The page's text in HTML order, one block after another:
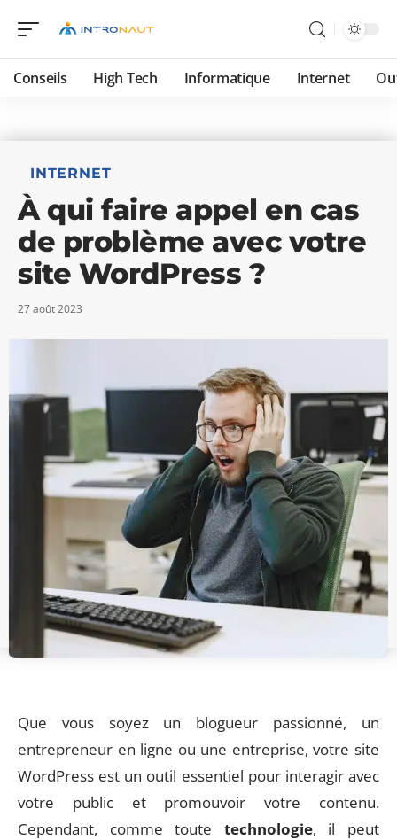
Conseils High Tech Informatique Internet
INTERNET
À qui faire appel en cas
de problème avec votre
site WordPress ?
27 août 2023
Que vous soyez un blogueur passionné, un
entrepreneur en ligne ou une entreprise, votre site
WordPress est un outil essentiel pour interagir avec
votre public et promouvoir votre contenu.
Cependant, comme toute technologie, il peut